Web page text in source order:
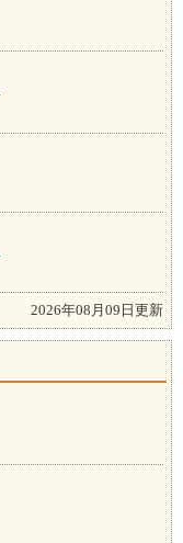
2026年08月09日更新